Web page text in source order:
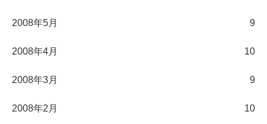
2008年5月 9
2008年4月 10
2008年3月 9
2008年2月 10